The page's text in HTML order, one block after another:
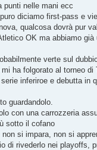
punti nelle mani ecc
diciamo first-pass e
qualcosa dovrà pur
OK ma abbiamo
verte sul
ha folgorato al torneo di
inferiroe e debutta in
guardandolo.
con una carrozzeria
sotto il cofano
si impara, non si
di rivederlo nei playoffs,